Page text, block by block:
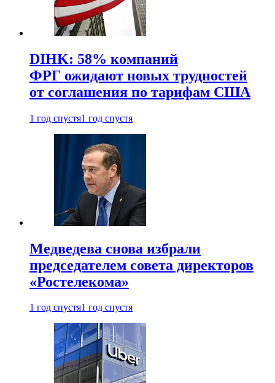
DIHK: 58% компаний
ФРГ ожидают новых трудностей
от соглашения по тарифам США
1 год спустя1 год спустя
Медведева снова избрали
председателем совета директоров
«Ростелекома»
1 год спустя1 год спустя